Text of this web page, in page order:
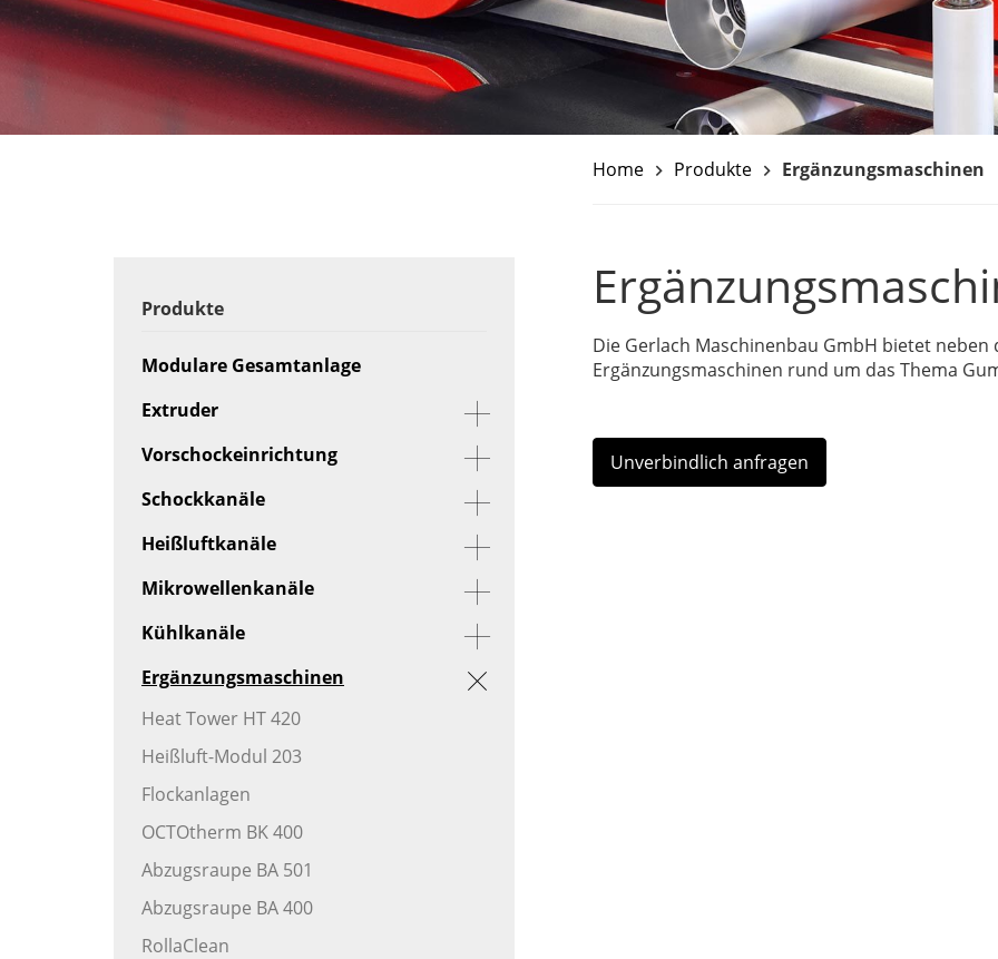
Produkte
Modulare Gesamtanlage
Extruder
Vorschockeinrichtung
Schockkanäle
Heißluftkanäle
Mikrowellenkanäle
Kühlkanäle
Ergänzungsmaschinen
Heat Tower HT 420
Heißluft-Modul 203
Flockanlagen
OCTOtherm BK 400
Abzugsraupe BA 501
Abzugsraupe BA 400
RollaClean
Home keyboard_arrow_right Produkte keyboard_arrow_right Ergänzungsmaschinen
Die Gerlach Maschinenbau GmbH bietet
Ergänzungsmaschinen rund um das Thema
Unverbindlich anfragen